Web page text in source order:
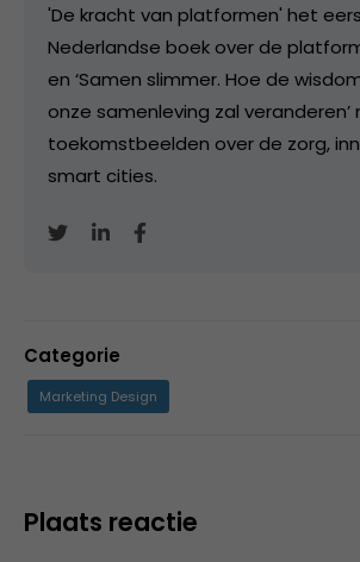
'De kracht van platformen' het
Nederlandse boek over de
en ‘Samen slimmer. Hoe de
onze samenleving zal veranderen’
toekomstbeelden over de zorg,
smart cities.
Categorie
Marketing Design
Plaats reactie